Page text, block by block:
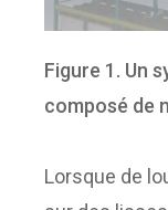
Figure 1. Un
composé de
Lorsque de